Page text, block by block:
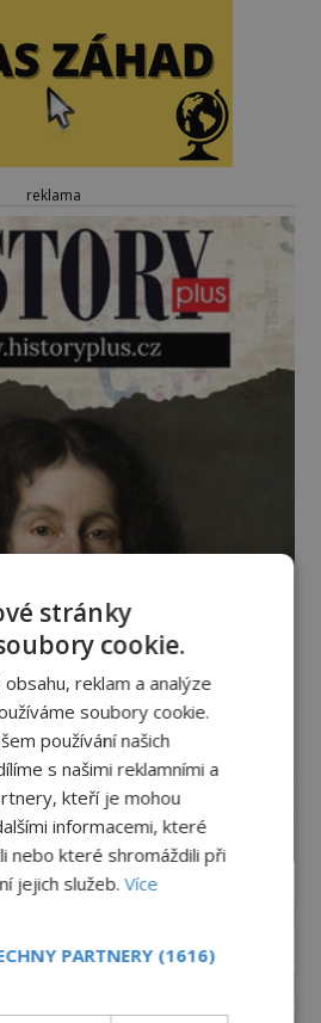
reklama
stránky
cookie.
reklam a analýze
soubory cookie.
používání našich
s našimi reklamními a
kteří je mohou
informacemi, které
nebo které shromáždili při
jejich služeb.Více
PARTNERY (1616)